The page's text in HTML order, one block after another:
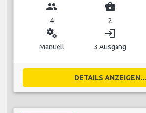
group
4
business_center
2
miscellaneous_services
Manuell
login
3 Ausgang
DETAILS ANZEIGEN...